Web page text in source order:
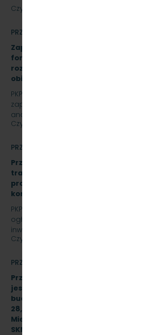
Czytaj dalej
PRZETARGI
Zapytanie ofertowe na opracowanie
formalno-prawnej wraz z
rozbudowę i modernizację
obiektu A-13 na stacji Gdynia
PKP Szybka Kolej Miejska w Trójmieście
zaprasza do złożenia oferty cenowej
analizy formalno-prawnej wraz z
Czytaj dalej
PRZETARGI
Przetarg nieograniczony:
trakcyjnej – sporządzenie
projektowej oraz przebudowa
konstrukcji wsporczych, znak:
PKP SZYBKA KOLEJ MIEJSKA W
ogłasza przetarg nieograniczony dla
inwestycyjnego na sieci trakcyjnej PKP
Czytaj dalej
PRZETARGI
Przetarg nieograniczony, którego
jest wykonanie robót budowlanych
budową przystanku służbowego w
28,950 linii kolejowej nr 250 dla PKP
Miejska w Trójmieście Sp. z o.o.
SKMMU.086.37.22]